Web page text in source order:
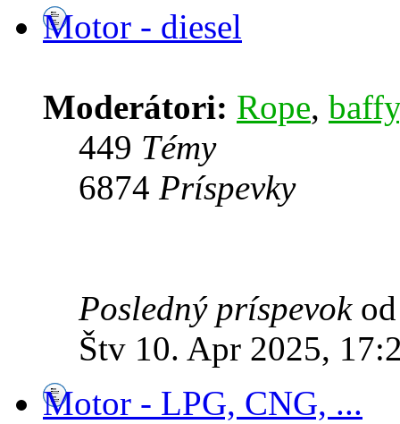
Motor - diesel
Moderátori: Rope, baffy
449 Témy
6874 Príspevky
Posledný príspevok
Štv 10. Apr 2025,
Motor - LPG, CNG, ...